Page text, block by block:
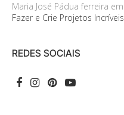
Maria José Pádua ferreira em
Fazer e Crie Projetos Incríveis
REDES SOCIAIS